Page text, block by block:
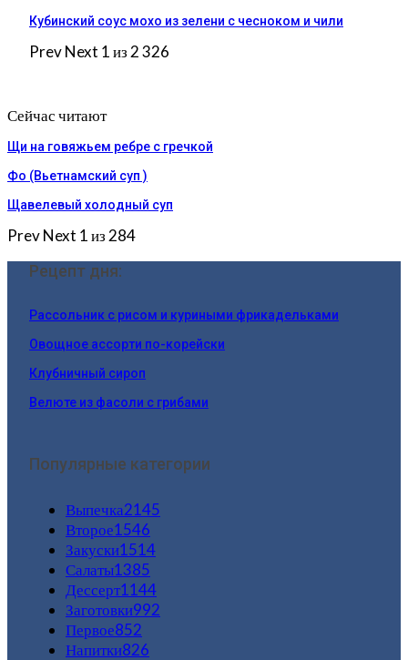
Кубинский соус мохо из зелени с чесноком и чили
PrevNext 1 из 2 326
Сейчас читают
Щи на говяжьем ребре с гречкой
Фо (Вьетнамский суп )
Щавелевый холодный суп
PrevNext 1 из 284
Рецепт дня:
Рассольник с рисом и куриными фрикадельками
Овощное ассорти по-корейски
Клубничный сироп
Велюте из фасоли с грибами
Популярные категории
Выпечка2145
Второе1546
Закуски1514
Салаты1385
Дессерт1144
Заготовки992
Первое852
Напитки826